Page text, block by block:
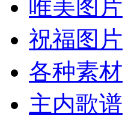
唯美图片
祝福图片
各种素材
主内歌谱